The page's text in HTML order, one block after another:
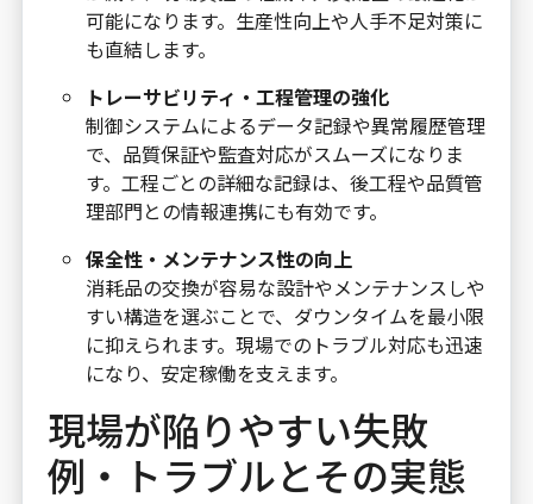
可能になります。生産性向上や人手不足対策に
も直結します。
トレーサビリティ・工程管理の強化
制御システムによるデータ記録や異常履歴管理
で、品質保証や監査対応がスムーズになりま
す。工程ごとの詳細な記録は、後工程や品質管
理部門との情報連携にも有効です。
保全性・メンテナンス性の向上
消耗品の交換が容易な設計やメンテナンスしや
すい構造を選ぶことで、ダウンタイムを最小限
に抑えられます。現場でのトラブル対応も迅速
になり、安定稼働を支えます。
現場が陥りやすい失敗
例・トラブルとその実態